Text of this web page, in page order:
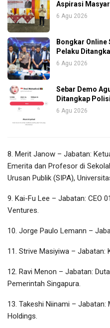
Aspirasi
6 Agu 2026
Bongkar Online
Pelaku
6 Agu 2026
Sebar Demo
Ditangkap Polisi
6 Agu 2026
8. Merit Janow – Jabatan:
Emerita dan Profesor di
Urusan Publik (SIPA),
9. Kai-Fu Lee – Jabatan: CEO
Ventures.
10. Jorge Paulo Lemann –
11. Strive Masiyiwa – Jabatan:
12. Ravi Menon – Jabatan:
Pemerintah Singapura.
13. Takeshi Niinami – Jabatan:
Holdings.